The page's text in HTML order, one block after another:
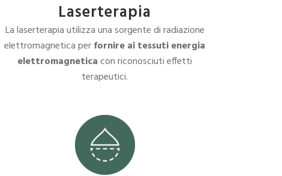
Laserterapia
La laserterapia utilizza una sorgente di radiazione
elettromagnetica perfornire ai tessuti energia
elettromagneticacon riconosciuti effetti
terapeutici.